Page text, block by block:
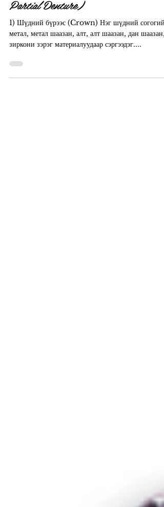
Авагддаггүй шүдэлбэр (Fixed
Partial Denture)
1) Шүдний бүрээс (Crown) Нэг шүдний согогийг
зиркони зэрэг материалуудаар сэргээдэг....